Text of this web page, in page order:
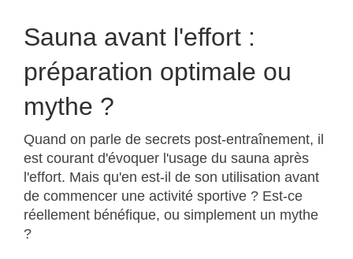
Sauna avant l'effort :
préparation optimale ou
mythe ?
Quand on parle de secrets post-entraînement, il
est courant d'évoquer l'usage du sauna après
l'effort. Mais qu'en est-il de son utilisation avant
de commencer une activité sportive ? Est-ce
réellement bénéfique, ou simplement un mythe
?